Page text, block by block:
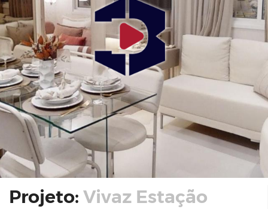
Projeto: Vivaz Estação